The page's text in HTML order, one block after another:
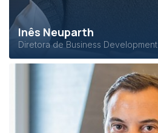
Inês Neuparth
Diretora de Business Development